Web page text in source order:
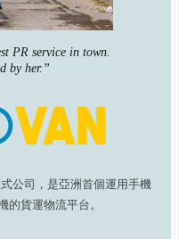
PR service in town.
by her.”
公司，是亞洲首個運用手機
的貨運物流平台。